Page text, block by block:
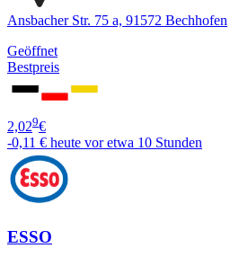
Ansbacher Str. 75 a, 91572 Bechhofen
Geöffnet
Bestpreis
2,029€
-0,11 € heute vor etwa 10 Stunden
ESSO